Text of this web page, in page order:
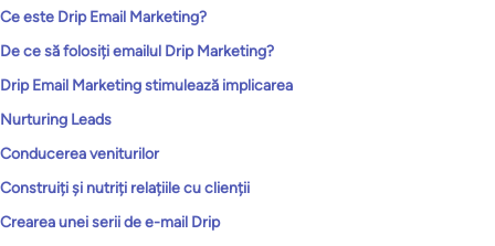
Ce este Drip Email Marketing?
De ce să folosiți emailul Drip Marketing?
Drip Email Marketing stimulează implicarea
Nurturing Leads
Conducerea veniturilor
Construiți și nutriți relațiile cu clienții
Crearea unei serii de e-mail Drip